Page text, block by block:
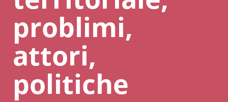
problimi,
attori,
politiche